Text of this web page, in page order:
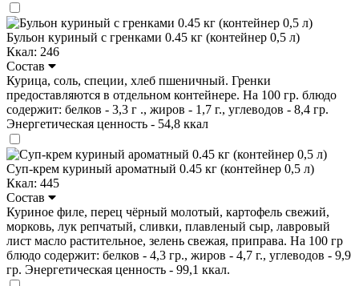
Бульон куриный с гренками 0.45 кг (контейнер 0,5 л)
Ккал: 246
Состав
Курица, соль, специи, хлеб пшеничный. Гренки
предоставляются в отдельном контейнере. На 100 гр. блюдо
содержит: белков - 3,3 г ., жиров - 1,7 г., углеводов - 8,4 гр.
Энергетическая ценность - 54,8 ккал
Суп-крем куриный ароматный 0.45 кг (контейнер 0,5 л)
Ккал: 445
Состав
Куриное филе, перец чёрный молотый, картофель свежий,
морковь, лук репчатый, сливки, плавленый сыр, лавровый
лист масло растительное, зелень свежая, приправа. На 100 гр
блюдо содержит: белков - 4,3 гр., жиров - 4,7 г., углеводов - 9,9
гр. Энергетическая ценность - 99,1 ккал.